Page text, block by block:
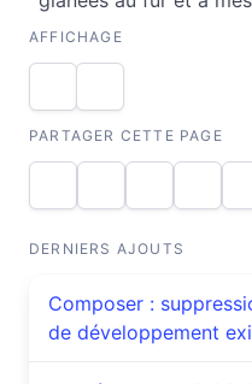
AFFICHAGE
PARTAGER CETTE PAGE
DERNIERS AJOUTS
Composer :
de développement